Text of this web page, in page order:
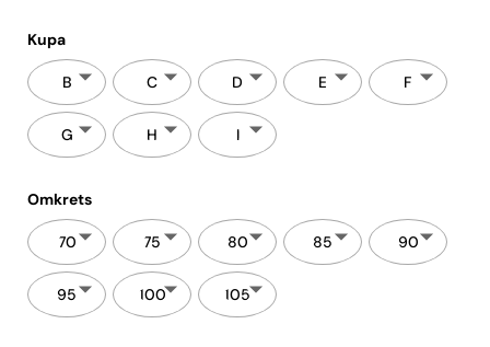
Kupa
B C D E F
G H I
Omkrets
70 75 80 85 90
95 100 105